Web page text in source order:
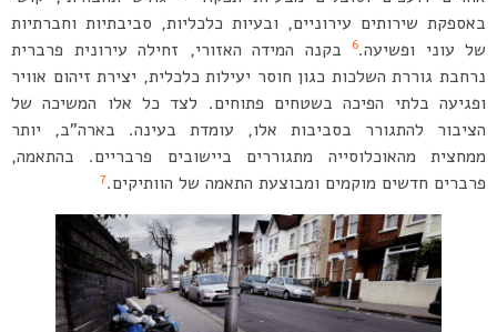
באספקת שירותים עירוניים, ובעיות כלכליות, סביבתיות וחברתיות
של עוני ופשיעה.6
בקנה המידה האזורי, זחילה עירונית פרברית
נרחבת גוררת השלכות כגון חוסר יעילות כלכלית, יצירת זיהום אוויר
ופגיעה בלתי הפיכה בשטחים פתוחים. לצד כל אלו המשיכה של
הציבור להתגורר בסביבות אלו, עומדת בעינה. בארה”ב, יותר
ממחצית מהאוכלוסייה מתגוררים ביישובים פרבריים. בהתאמה,
פרברים חדשים מוקמים ומבוצעת התאמה של הוותיקים.7